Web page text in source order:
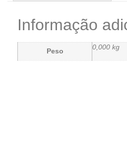
Informação
Peso
0,000 kg